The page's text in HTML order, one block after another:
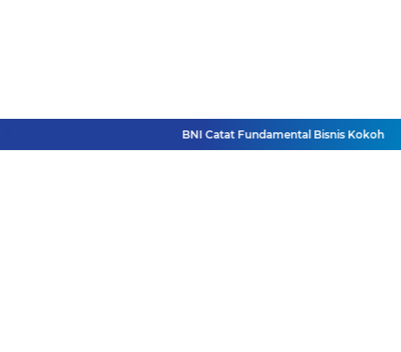
BNI Catat Fundamental Bisnis Kokoh di